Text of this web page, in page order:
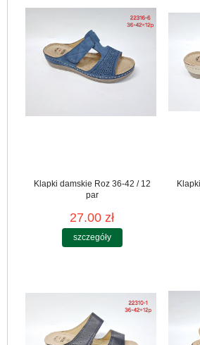
Klapki damskie Roz 36-42 / 12
par
27.00 zł
szczegóły